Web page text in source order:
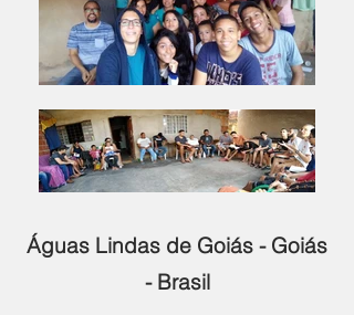
Águas Lindas de Goiás - Goiás
- Brasil